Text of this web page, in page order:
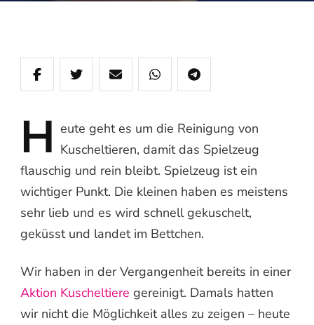
H eute geht es um die Reinigung von
Kuscheltieren, damit das Spielzeug
flauschig und rein bleibt. Spielzeug ist ein
wichtiger Punkt. Die kleinen haben es meistens
sehr lieb und es wird schnell gekuschelt,
geküsst und landet im Bettchen.
Wir haben in der Vergangenheit bereits in einer
Aktion Kuscheltiere gereinigt. Damals hatten
wir nicht die Möglichkeit alles zu zeigen – heute